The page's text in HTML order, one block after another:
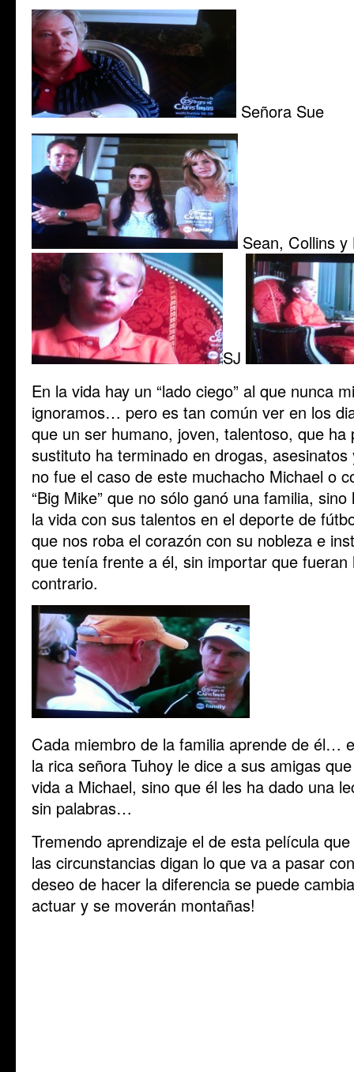
Señora Sue
Sean, Collins y
SJ
En la vida hay un “lado ciego” al que nunca
ignoramos… pero es tan común ver en los
que un ser humano, joven, talentoso, que
sustituto ha terminado en drogas,
no fue el caso de este muchacho Michael o
“Big Mike” que no sólo ganó una familia,
la vida con sus talentos en el deporte de
que nos roba el corazón con su nobleza e
que tenía frente a él, sin importar que
contrario.
Cada miembro de la familia aprende de él…
la rica señora Tuhoy le dice a sus amigas
vida a Michael, sino que él les ha dado una
sin palabras…
Tremendo aprendizaje el de esta película
las circunstancias digan lo que va a pasar
deseo de hacer la diferencia se puede
actuar y se moverán montañas!